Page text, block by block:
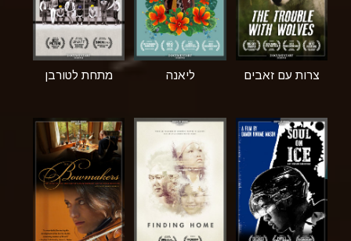
צרות עם זאבים ליאנה מתחת לטורבן